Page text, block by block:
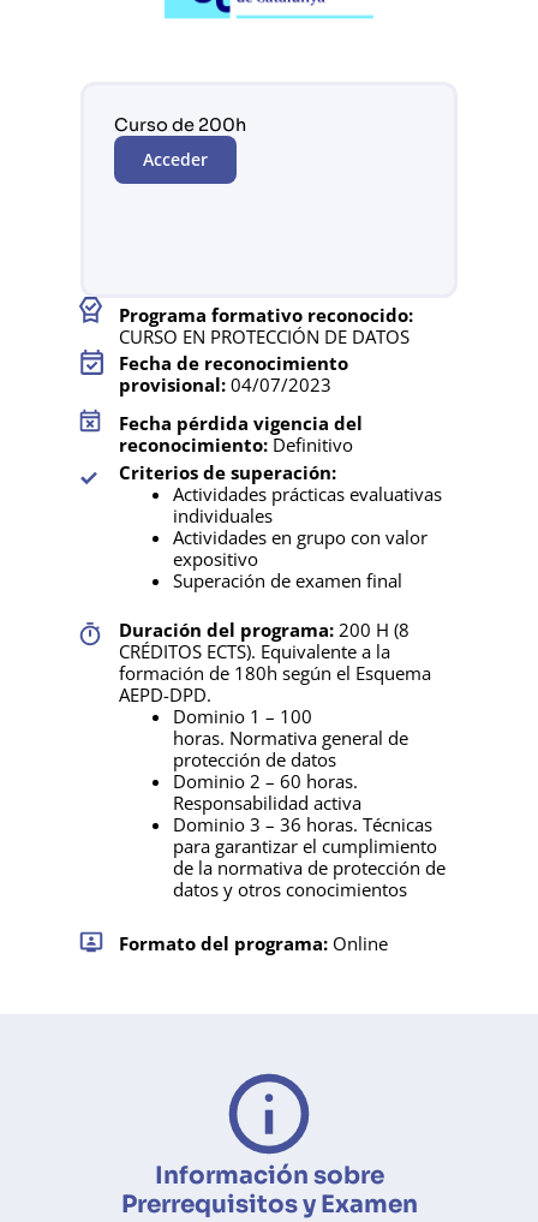
Curso de 200h
Acceder
Programa formativo reconocido:
CURSO EN PROTECCIÓN DE DATOS
Fecha de reconocimiento
provisional: 04/07/2023
Fecha pérdida vigencia del
reconocimiento:Definitivo
Criterios de superación:
Actividades prácticas evaluativas
individuales
Actividades en grupo con valor
expositivo
Superación de examen final
Duración del programa:200 H (8
CRÉDITOS ECTS). Equivalente a la
formación de 180h según el Esquema
AEPD-DPD.
Dominio 1 – 100
horas. Normativa general de
protección de datos
Dominio 2 – 60 horas.
Responsabilidad activa
Dominio 3 – 36 horas. Técnicas
para garantizar el cumplimiento
de la normativa de protección de
datos y otros conocimientos
Formato del programa:Online
Información sobre
Prerrequisitos y Examen